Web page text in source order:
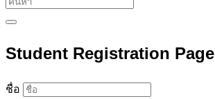
Student Registration Page
ชื่อ